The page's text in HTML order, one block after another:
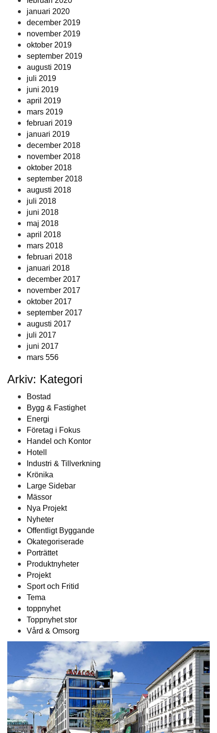
januari 2020
december 2019
november 2019
oktober 2019
september 2019
augusti 2019
juli 2019
juni 2019
april 2019
mars 2019
februari 2019
januari 2019
december 2018
november 2018
oktober 2018
september 2018
augusti 2018
juli 2018
juni 2018
maj 2018
april 2018
mars 2018
februari 2018
januari 2018
december 2017
november 2017
oktober 2017
september 2017
augusti 2017
juli 2017
juni 2017
mars 556
Arkiv: Kategori
Bostad
Bygg & Fastighet
Energi
Företag i Fokus
Handel och Kontor
Hotell
Industri & Tillverkning
Krönika
Large Sidebar
Mässor
Nya Projekt
Nyheter
Offentligt Byggande
Okategoriserade
Porträttet
Produktnyheter
Projekt
Sport och Fritid
Tema
toppnyhet
Toppnyhet stor
Vård & Omsorg